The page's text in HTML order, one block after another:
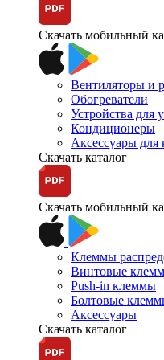
Скачать мобильный
Вентиляторы и
Обогреватели
Устройства для
Кондиционеры
Аксессуары для
Скачать каталог
Скачать мобильный
Клеммы
Винтовые
Push-in клеммы
Болтовые
Аксессуары
Скачать каталог